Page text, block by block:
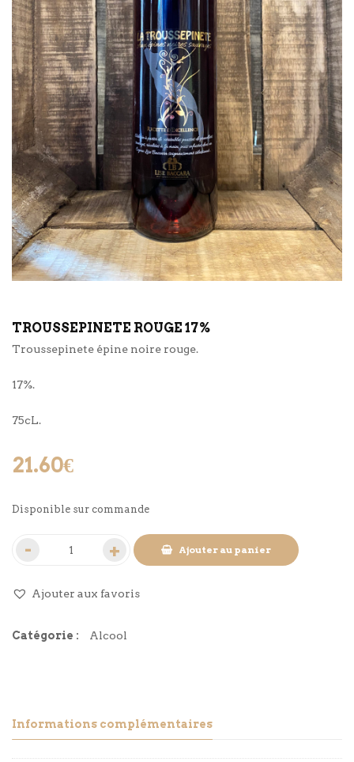
TROUSSEPINETE ROUGE 17%
Troussepinete épine noire rouge.
17%.
75cL.
21.60€
Disponible sur commande
Ajouter au panier
Ajouter aux favoris
Catégorie : Alcool
Informations complémentaires